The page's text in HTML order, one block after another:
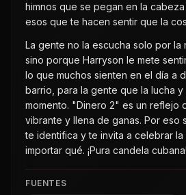
himnos que se pegan en la
esos que te hacen sentir que la
La gente no la escucha solo por la
sino porque Harryson le mete
lo que muchos sienten en el día a
barrio, para la gente que la lucha
momento. "Dinero 2" es un reflejo
vibrante y llena de ganas. Por eso
te identifica y te invita a celebrar la
importar qué. ¡Pura candela cubana!
FUENTES